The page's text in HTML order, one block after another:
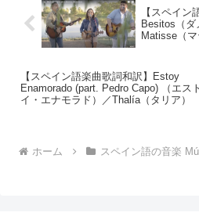
【スペイン
Besitos（ダ
Matisse（マ
【スペイン語楽曲歌詞和訳】Estoy
Enamorado (part. Pedro Capo) （エスト
イ・エナモラド）／Thalía（タリア）
ホーム スペイン語の音楽